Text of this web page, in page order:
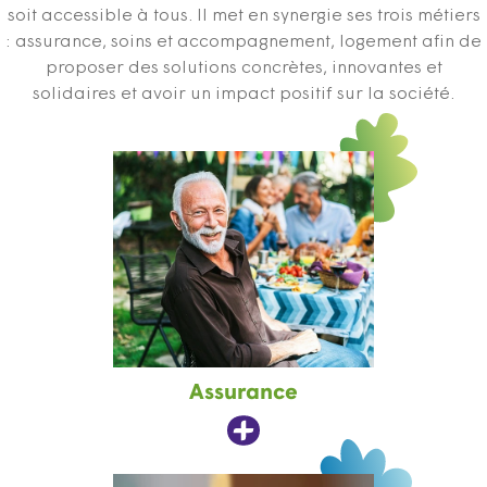
soit accessible à tous. Il met en synergie ses trois métiers
: assurance, soins et accompagnement, logement afin de
proposer des solutions concrètes, innovantes et
solidaires et avoir un impact positif sur la société.
Assurance